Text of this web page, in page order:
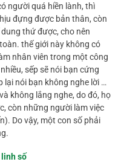
người quá hiền lành, thì
đựng được bản thân, còn
thứ được, cho nên
thế giới này không có
nhân viên trong một công
sếp sẽ nói bạn cứng
lại nói bạn không nghe lời …
không lắng nghe, do đó, họ
còn những người làm việc
Do vậy, một con số phải
số